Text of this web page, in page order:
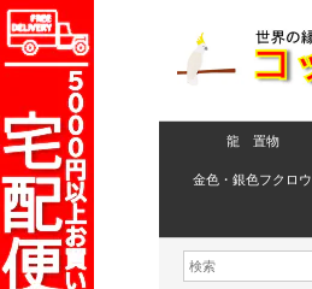
龍 置物
金色・銀色フクロウ